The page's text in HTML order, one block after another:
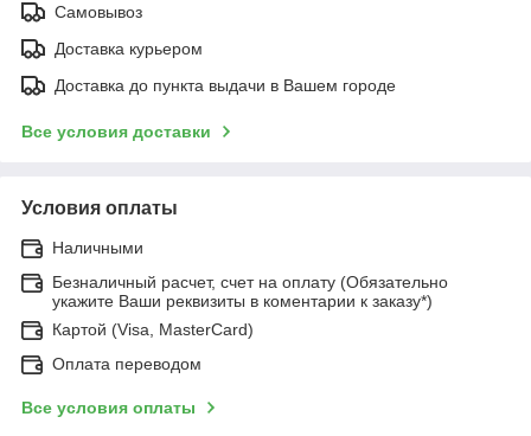
Самовывоз
Доставка курьером
Доставка до пункта выдачи в Вашем городе
Все условия доставки
Условия оплаты
Наличными
Безналичный расчет, счет на оплату (Обязательно
укажите Ваши реквизиты в коментарии к заказу*)
Картой (Visa, MasterCard)
Оплата переводом
Все условия оплаты